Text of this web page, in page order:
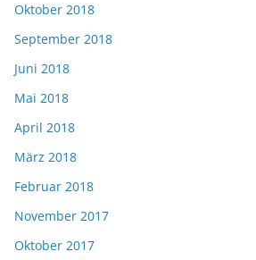
Oktober 2018
September 2018
Juni 2018
Mai 2018
April 2018
März 2018
Februar 2018
November 2017
Oktober 2017